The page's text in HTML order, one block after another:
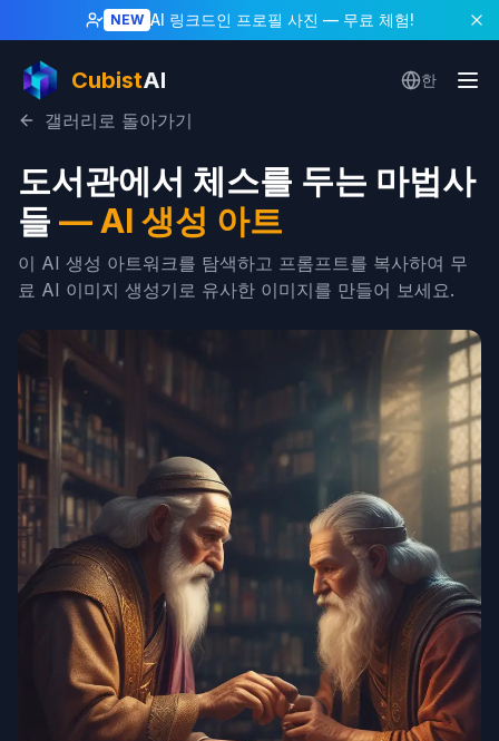
NEW AI 링크드인 프로필 사진 — 무료 체험!
CubistAI 한
갤러리로 돌아가기
도서관에서 체스를 두는 마법사
들 —AI 생성 아트
이 AI 생성 아트워크를 탐색하고 프롬프트를 복사하여 무
료 AI 이미지 생성기로 유사한 이미지를 만들어 보세요.